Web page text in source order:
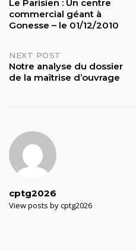
navigation
Le Parisien : Un centre
commercial géant à
Gonesse – le 01/12/2010
NEXT POST
Notre analyse du dossier
de la maîtrise d’ouvrage
cptg2026
View posts by cptg2026